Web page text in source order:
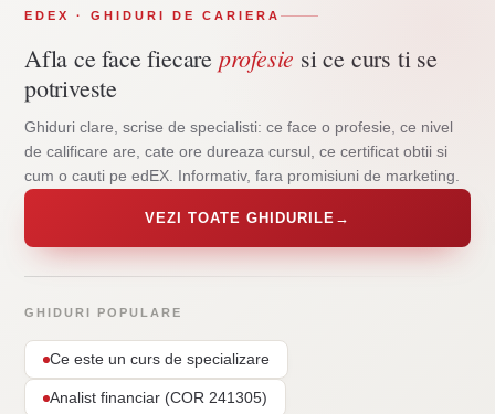
EDEX · GHIDURI DE CARIERA
Afla ce face fiecare profesie si ce curs ti se
potriveste
Ghiduri clare, scrise de specialisti: ce face o profesie, ce nivel
de calificare are, cate ore dureaza cursul, ce certificat obtii si
cum o cauti pe edEX. Informativ, fara promisiuni de marketing.
VEZI TOATE GHIDURILE →
GHIDURI POPULARE
Ce este un curs de specializare
Analist financiar (COR 241305)